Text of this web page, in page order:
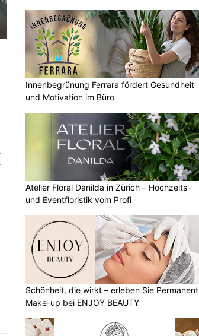
Innenbegrünung Ferrara fördert Gesundheit
und Motivation im Büro
Atelier Floral Danilda in Zürich – Hochzeits-
und Eventfloristik vom Profi
Schönheit, die wirkt – erleben Sie Permanent
Make-up bei ENJOY BEAUTY